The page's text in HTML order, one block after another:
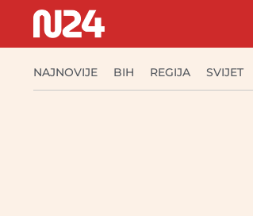
NAJNOVIJE BIH REGIJA SVIJET